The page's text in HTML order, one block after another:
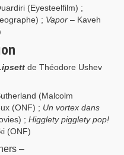
(Eyesteelfilm) ;
; Vapor – Kaveh
de Théodore Ushev
(Malcolm
(ONF) ; Un vortex dans
;Higglety pigglety pop!
(ONF)
–